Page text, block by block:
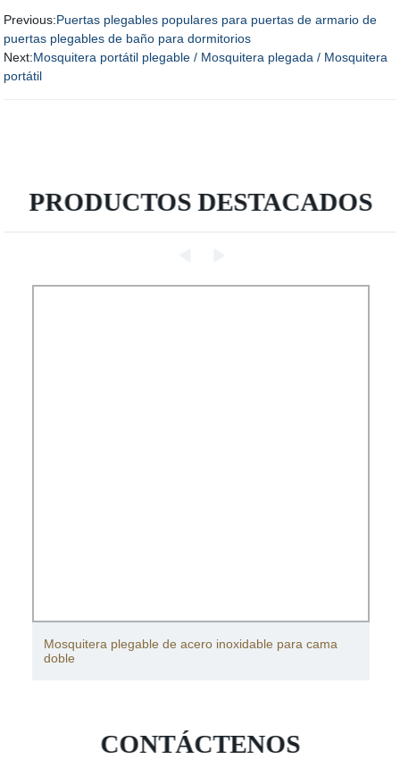
Previous:Puertas plegables populares para puertas de armario de
puertas plegables de baño para dormitorios
Next:Mosquitera portátil plegable / Mosquitera plegada / Mosquitera
portátil
PRODUCTOS DESTACADOS
Mosquitera plegable de acero inoxidable para cama
doble
CONTÁCTENOS